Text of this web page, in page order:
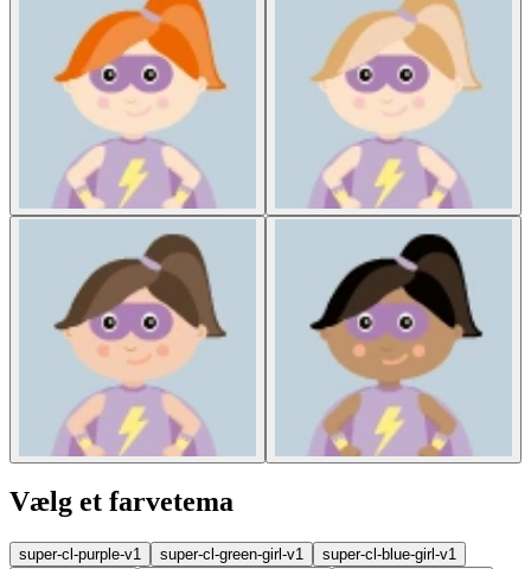
Vælg et farvetema
super-cl-purple-v1 super-cl-green-girl-v1
super-cl-blue-girl-v1